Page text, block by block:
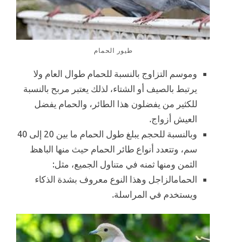
طيور الحمام
وموسم التزاوج بالنسبة للحمام طوال العام ولا
يرتبط بالصيف أو الشتاء، لذلك يعتبر مربح بالنسبة
للكثير من يفضلون هذا الطائر، والحمام يفضل
العيش أزواج.
وبالنسبة للحجم يبلغ طول الحمام ما بين 20 إلى 40
سم، وتتعدد أنواع طائر الحمام حيث منها الباهظ
الثمن ومنها ثمنه في متناول الجميع، مثل:
الحمامالزاجل وهذا النوع معروف بشدة الذكاء
ويستخدم في المراسلة.